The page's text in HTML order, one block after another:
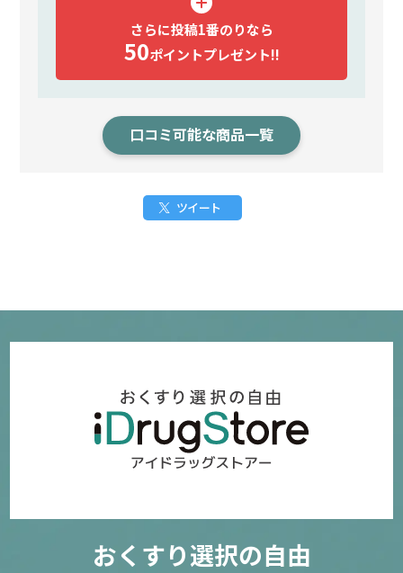
さらに投稿1番のりなら
50ポイントプレゼント!!
口コミ可能な商品一覧
ツイート
おくすり選択の自由